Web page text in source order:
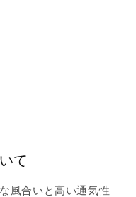
て
風合いと高い通気性